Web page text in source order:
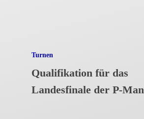
Turnen
Qualifikation für das
Landesfinale der P-